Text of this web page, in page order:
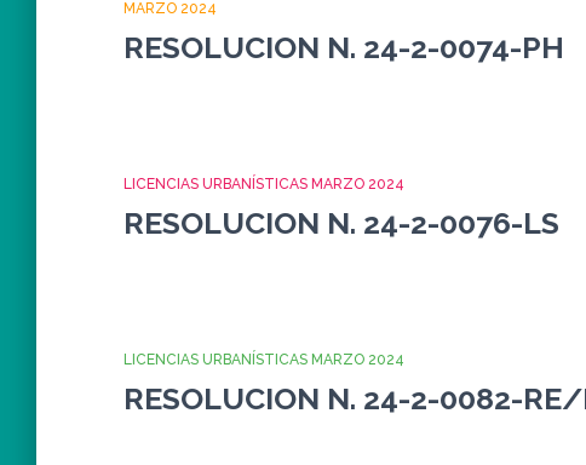
MARZO 2024
RESOLUCION N. 24-2-0074-PH
LICENCIAS URBANÍSTICAS MARZO 2024
RESOLUCION N. 24-2-0076-LS
LICENCIAS URBANÍSTICAS MARZO 2024
RESOLUCION N. 24-2-0082-